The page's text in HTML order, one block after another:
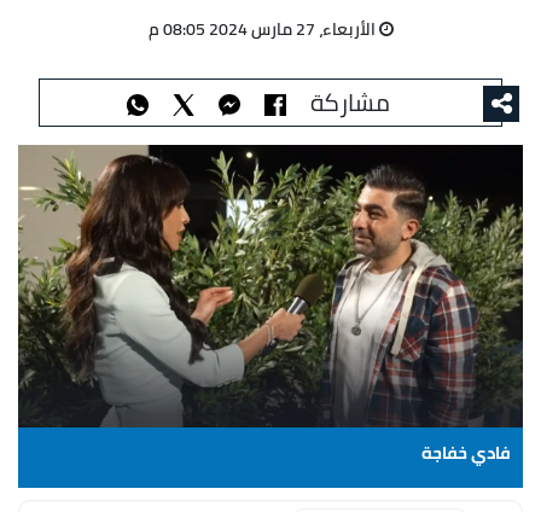
الأربعاء، 27 مارس 2024 08:05 م
مشاركة
فادي خفاجة